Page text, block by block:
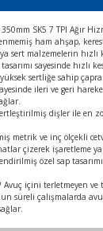
SK5 7 TPI Ağır
ham ahşap,
sert malzemelerin
sayesinde hızlı
yüksek sertliğe sahip
ileri ve geri
dişler ile en
metrik ve inç ölçekli
çizerek işaretleme
özel sap
Avuç içini terletmeyen
süreli çalışmalarda